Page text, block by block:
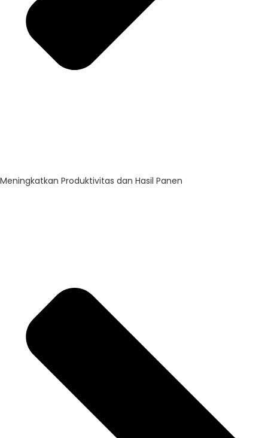
Meningkatkan Produktivitas dan Hasil Panen